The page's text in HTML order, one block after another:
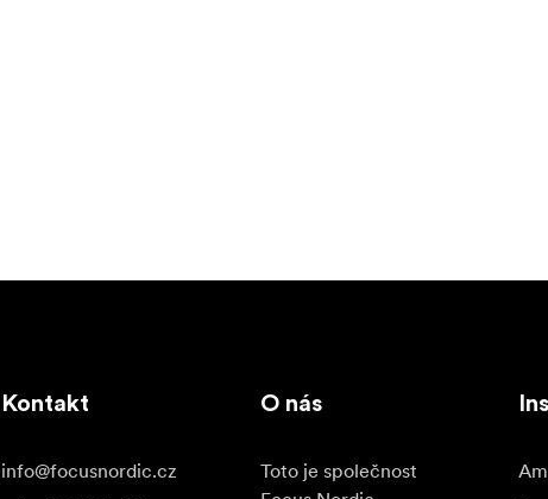
Kontakt
info@focusnordic.cz
O nás
Toto je společnost